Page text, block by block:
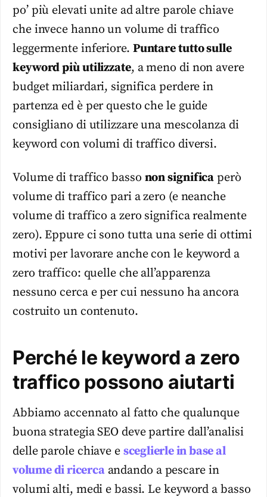
po’ più elevati unite ad altre parole chiave
che invece hanno un volume di traffico
leggermente inferiore. Puntare tutto sulle
keyword più utilizzate, a meno di non avere
budget miliardari, significa perdere in
partenza ed è per questo che le guide
consigliano di utilizzare una mescolanza di
keyword con volumi di traffico diversi.
Volume di traffico basso non significa però
volume di traffico pari a zero (e neanche
volume di traffico a zero significa realmente
zero). Eppure ci sono tutta una serie di ottimi
motivi per lavorare anche con le keyword a
zero traffico: quelle che all’apparenza
nessuno cerca e per cui nessuno ha ancora
costruito un contenuto.
Perché le keyword a zero
traffico possono aiutarti
Abbiamo accennato al fatto che qualunque
buona strategia SEO deve partire dall’analisi
delle parole chiave e sceglierle in base al
volume di ricercaandando a pescare in
volumi alti, medi e bassi. Le keyword a basso